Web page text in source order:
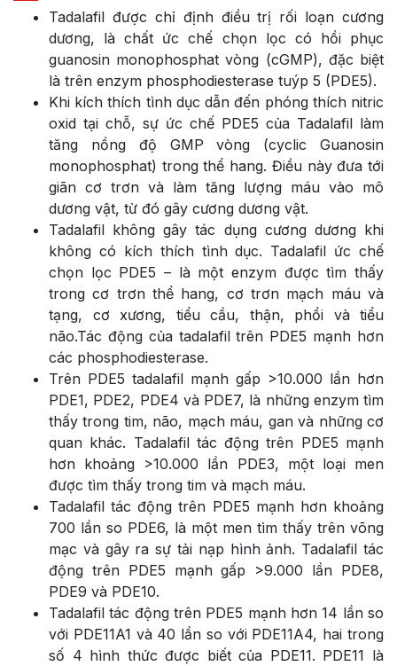
Tadalafil được chỉ định điều trị rối loạn cương
dương, là chất ức chế chọn lọc có hồi phục
guanosin monophosphat vòng (cGMP), đặc biệt
là trên enzym phosphodiesterase tuýp 5 (PDE5).
Khi kích thích tình dục dẫn đến phóng thích nitric
oxid tại chỗ, sự ức chế PDE5 của Tadalafil làm
tăng nồng độ GMP vòng (cyclic Guanosin
monophosphat) trong thể hang. Điều này đưa tới
giãn cơ trơn và làm tăng lượng máu vào mô
dương vật, từ đó gây cương dương vật.
Tadalafil không gây tác dụng cương dương khi
không có kích thích tình dục. Tadalafil ức chế
chọn lọc PDE5 – là một enzym được tìm thấy
trong cơ trơn thể hang, cơ trơn mạch máu và
tạng, cơ xương, tiểu cầu, thận, phổi và tiểu
não.Tác động của tadalafil trên PDE5 mạnh hơn
các phosphodiesterase.
Trên PDE5 tadalafil mạnh gấp >10.000 lần hơn
PDE1, PDE2, PDE4 và PDE7, là những enzym tìm
thấy trong tim, não, mạch máu, gan và những cơ
quan khác. Tadalafil tác động trên PDE5 mạnh
hơn khoảng >10.000 lần PDE3, một loại men
được tìm thấy trong tim và mạch máu.
Tadalafil tác động trên PDE5 mạnh hơn khoảng
700 lần so PDE6, là một men tìm thấy trên võng
mạc và gây ra sự tải nạp hình ảnh. Tadalafil tác
động trên PDE5 mạnh gấp >9.000 lần PDE8,
PDE9 và PDE10.
Tadalafil tác động trên PDE5 mạnh hơn 14 lần so
với PDE11A1 và 40 lần so với PDE11A4, hai trong
số 4 hình thức được biết của PDE11. PDE11 là